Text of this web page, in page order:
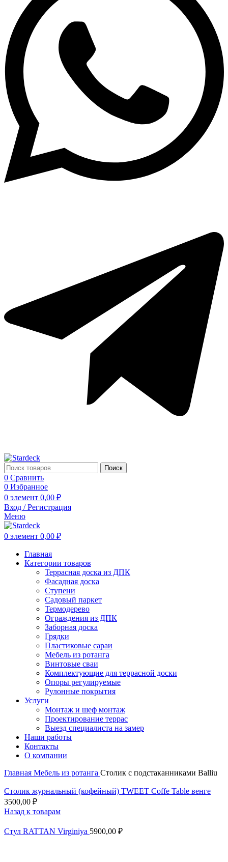
Поиск
0 Сравнить
0 Избранное
0 элемент 0,00 ₽
Вход / Регистрация
Меню
0 элемент 0,00 ₽
Главная
Категории товаров
Террасная доска из ДПК
Фасадная доска
Ступени
Садовый паркет
Термодерево
Ограждения из ДПК
Заборная доска
Грядки
Пластиковые сараи
Мебель из ротанга
Винтовые сваи
Комплектующие для террасной доски
Опоры регулируемые
Рулонные покрытия
Услуги
Монтаж и шеф монтаж
Проектирование террас
Выезд специалиста на замер
Наши работы
Контакты
О компании
Главная Мебель из ротанга Столик с подстаканниками Balliu
Столик журнальный (кофейный) TWEET Coffe Table венге
3500,00 ₽
Назад к товарам
Стул RATTAN Virginiya 5900,00 ₽